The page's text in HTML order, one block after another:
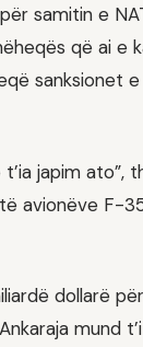
samitin e
që ai e
sanksionet
japim ato”,
avionëve F-
dollarë